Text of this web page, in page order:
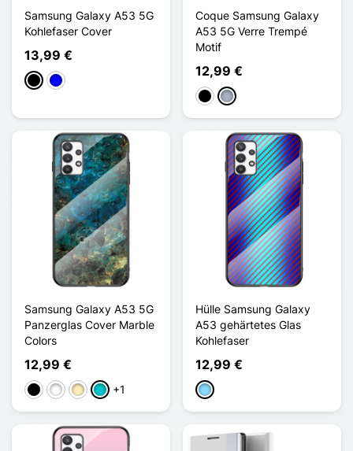
Samsung Galaxy A53 5G
Kohlefaser Cover
13,99 €
Schwarz
Blau
Coque Samsung Galaxy
A53 5G Verre Trempé
Motif
12,99 €
Schwarz
Grau
Samsung Galaxy A53 5G
Panzerglas Cover Marble
Colors
12,99 €
Schwarz
WeißGoldenTürkis
+1
Hülle Samsung Galaxy
A53 gehärtetes Glas
Kohlefaser
12,99 €
Hellblau